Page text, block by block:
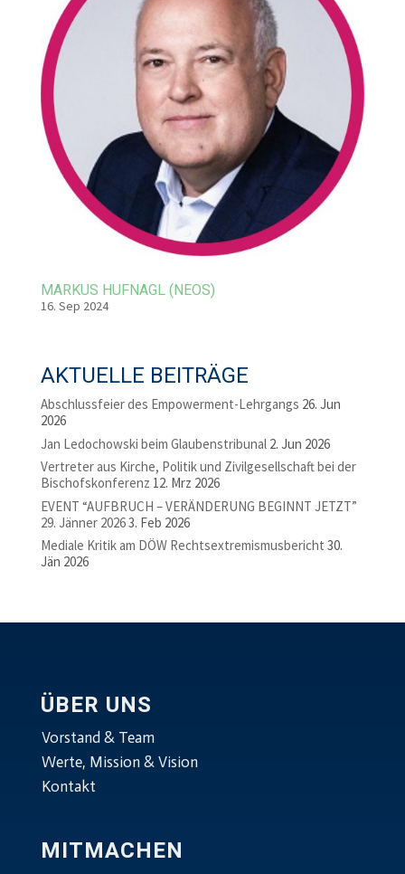
MARKUS HUFNAGL (NEOS)
16. Sep 2024
AKTUELLE BEITRÄGE
Abschlussfeier des Empowerment-Lehrgangs 26. Jun
2026
Jan Ledochowski beim Glaubenstribunal 2. Jun 2026
Vertreter aus Kirche, Politik und Zivilgesellschaft bei der
Bischofskonferenz 12. Mrz 2026
EVENT “AUFBRUCH – VERÄNDERUNG BEGINNT JETZT”
29. Jänner 20263. Feb 2026
Mediale Kritik am DÖW Rechtsextremismusbericht 30.
Jän 2026
ÜBER UNS
Vorstand & Team
Werte, Mission & Vision
Kontakt
MITMACHEN